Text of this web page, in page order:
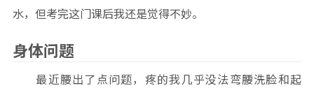
水，但考完这门课后我还是觉得不妙。
身体问题
最近腰出了点问题，疼的我几乎没法弯腰洗脸和起